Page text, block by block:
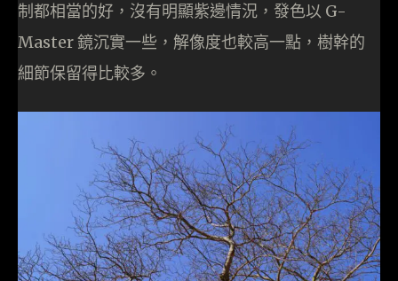
制都相當的好，沒有明顯紫邊情況，發色以 G-
Master 鏡沉實一些，解像度也較高一點，樹幹的
細節保留得比較多。